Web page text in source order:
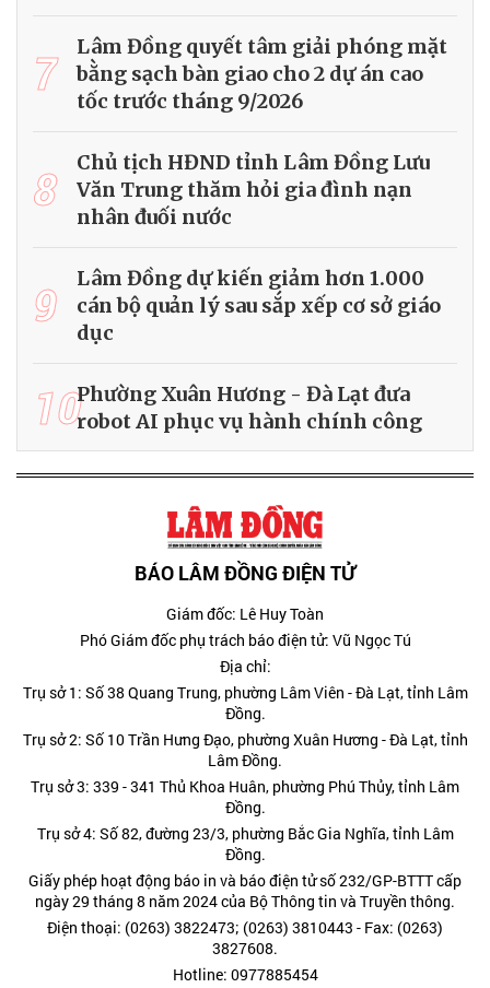
7
Lâm Đồng quyết tâm giải phóng mặt
bằng sạch bàn giao cho 2 dự án cao
tốc trước tháng 9/2026
8
Chủ tịch HĐND tỉnh Lâm Đồng Lưu
Văn Trung thăm hỏi gia đình nạn
nhân đuối nước
9
Lâm Đồng dự kiến giảm hơn 1.000
cán bộ quản lý sau sắp xếp cơ sở giáo
dục
10Phường Xuân Hương - Đà Lạt đưa
robot AI phục vụ hành chính công
BÁO LÂM ĐỒNG ĐIỆN TỬ
Giám đốc: Lê Huy Toàn
Phó Giám đốc phụ trách báo điện tử: Vũ Ngọc Tú
Địa chỉ:
Trụ sở 1: Số 38 Quang Trung, phường Lâm Viên - Đà Lạt, tỉnh Lâm
Đồng.
Trụ sở 2: Số 10 Trần Hưng Đạo, phường Xuân Hương - Đà Lạt, tỉnh
Lâm Đồng.
Trụ sở 3: 339 - 341 Thủ Khoa Huân, phường Phú Thủy, tỉnh Lâm
Đồng.
Trụ sở 4: Số 82, đường 23/3, phường Bắc Gia Nghĩa, tỉnh Lâm
Đồng.
Giấy phép hoạt động báo in và báo điện tử số 232/GP-BTTT cấp
ngày 29 tháng 8 năm 2024 của Bộ Thông tin và Truyền thông.
Điện thoại: (0263) 3822473; (0263) 3810443 - Fax: (0263)
3827608.
Hotline: 0977885454